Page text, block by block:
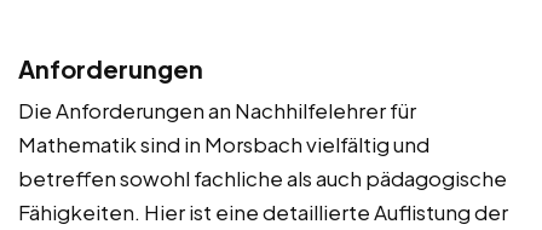
Anforderungen
Die Anforderungen an Nachhilfelehrer für
Mathematik sind in Morsbach vielfältig und
betreffen sowohl fachliche als auch pädagogische
Fähigkeiten. Hier ist eine detaillierte Auflistung der